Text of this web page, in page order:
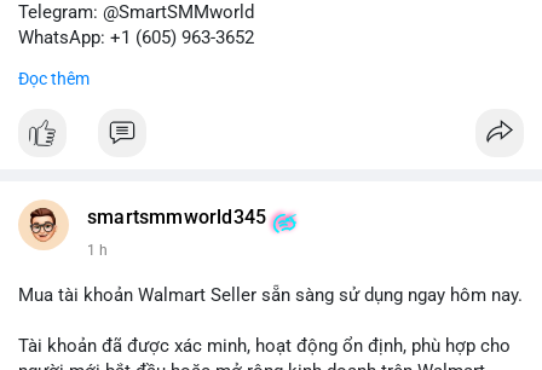
Telegram: @SmartSMMworld
WhatsApp: +1 (605) 963-3652
#buyverifiedkrakenbusinessaccounts
Đọc thêm
smartsmmworld345
1 h
Mua tài khoản Walmart Seller sẵn sàng sử dụng ngay hôm nay.
Tài khoản đã được xác minh, hoạt động ổn định, phù hợp cho